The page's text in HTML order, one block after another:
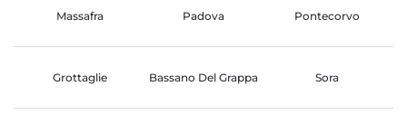
Massafra Padova Pontecorvo
Grottaglie Bassano Del Grappa Sora